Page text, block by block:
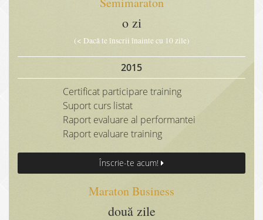
o zi
(< Dacă te înscrii înainte cu 10 zile)
2015
Certificat participare training
Suport curs listat
Raport evaluare al performantei
Raport evaluare training
Înscrie-te acum!
Maraton Business
două zile